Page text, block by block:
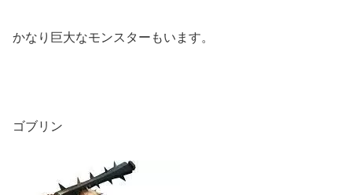
かなり巨大なモンスターもいます。
ゴブリン